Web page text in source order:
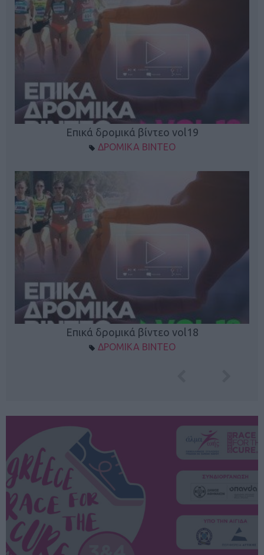
Επικά δρομικά βίντεο vol19
ΔΡΟΜΙΚΑ ΒΙΝΤΕΟ
Επικά δρομικά βίντεο vol18
ΔΡΟΜΙΚΑ ΒΙΝΤΕΟ